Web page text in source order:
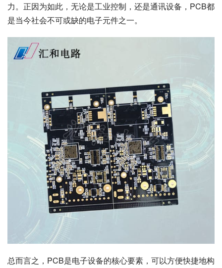
力。正因为如此，无论是工业控制，还是通讯设备，PCB都
是当今社会不可或缺的电子元件之一。
总而言之，PCB是电子设备的核心要素，可以方便快捷地构